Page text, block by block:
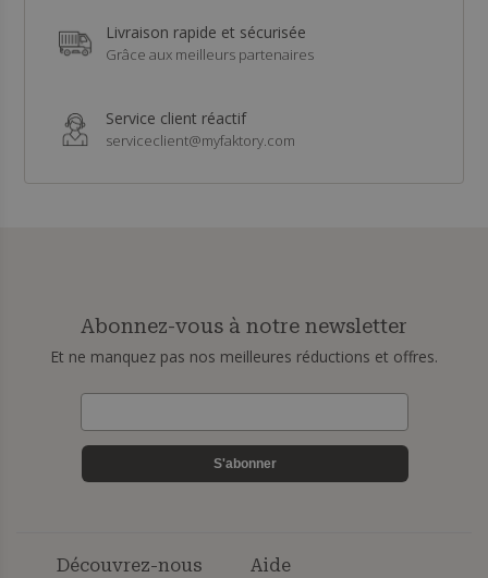
Livraison rapide et sécurisée
Grâce aux meilleurs partenaires
Service client réactif
serviceclient@myfaktory.com
Abonnez-vous à notre newsletter
Et ne manquez pas nos meilleures réductions et offres.
S'abonner
Découvrez-nous
Aide